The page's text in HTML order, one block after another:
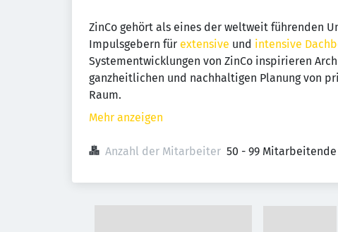
ZinCo gehört als eines der weltweit führenden
Impulsgebern für extensive und intensive
Systementwicklungen von ZinCo inspirieren
ganzheitlichen und nachhaltigen Planung von
Raum.
Mehr anzeigen
Anzahl der Mitarbeiter 50 - 99 Mitarbeitende